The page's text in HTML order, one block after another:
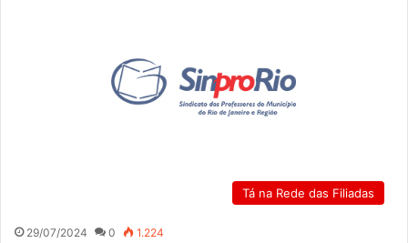
Tá na Rede das Filiadas
29/07/2024 0 1.224